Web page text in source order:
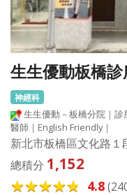
生生優動板橋診
神經科
生生優動－板橋分院｜
醫師｜English Friendly｜
新北市板橋區文化路１
總積分 1,152
4.8